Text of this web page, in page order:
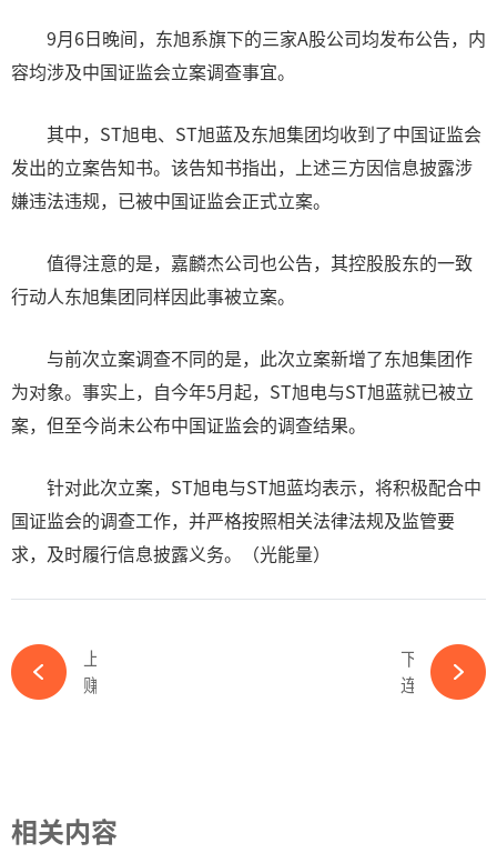
9月6日晚间，东旭系旗下的三家A股公司均发布公告，内
容均涉及中国证监会立案调查事宜。
其中，ST旭电、ST旭蓝及东旭集团均收到了中国证监会
发出的立案告知书。该告知书指出，上述三方因信息披露涉
嫌违法违规，已被中国证监会正式立案。
值得注意的是，嘉麟杰公司也公告，其控股股东的一致
行动人东旭集团同样因此事被立案。
与前次立案调查不同的是，此次立案新增了东旭集团作
为对象。事实上，自今年5月起，ST旭电与ST旭蓝就已被立
案，但至今尚未公布中国证监会的调查结果。
针对此次立案，ST旭电与ST旭蓝均表示，将积极配合中
国证监会的调查工作，并严格按照相关法律法规及监管要
求，及时履行信息披露义务。（光能量）
下一篇
连续7年！隆基再次入选这一500强榜单！-必赢体育app官方平台
相关内容